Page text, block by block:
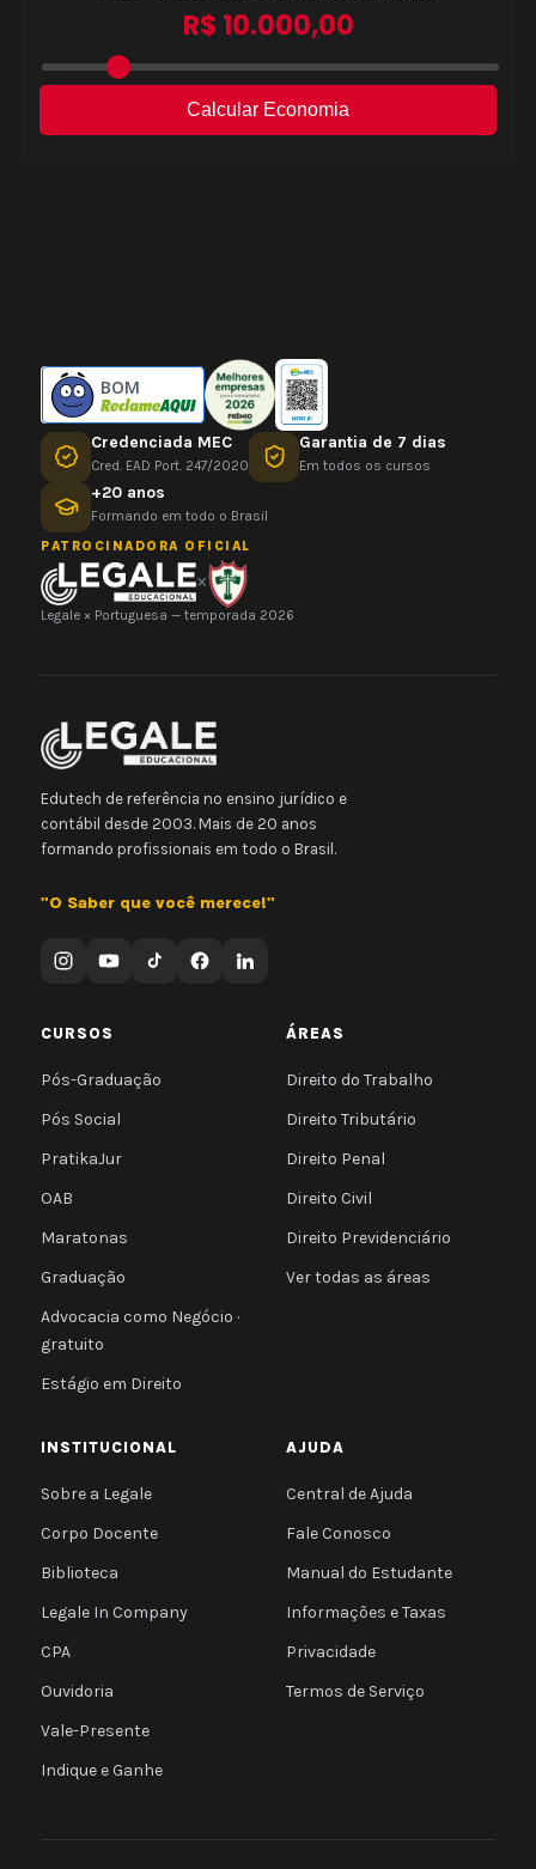
BOM
Credenciada MEC
Cred. EAD Port. 247/2020
Garantia de 7 dias
Em todos os cursos
+20 anos
Formando em todo o Brasil
PATROCINADORA OFICIAL
×
Legale × Portuguesa — temporada 2026
Edutech de referência no ensino jurídico e
contábil desde 2003. Mais de 20 anos
formando profissionais em todo o Brasil.
"O Saber que você merece!"
CURSOS
Pós-Graduação
Pós Social
PratikaJur
OAB
Maratonas
Graduação
Advocacia como Negócio ·
gratuito
Estágio em Direito
ÁREAS
Direito do Trabalho
Direito Tributário
Direito Penal
Direito Civil
Direito Previdenciário
Ver todas as áreas
INSTITUCIONAL
Sobre a Legale
Corpo Docente
Biblioteca
Legale In Company
CPA
Ouvidoria
Vale-Presente
Indique e Ganhe
AJUDA
Central de Ajuda
Fale Conosco
Manual do Estudante
Informações e Taxas
Privacidade
Termos de Serviço